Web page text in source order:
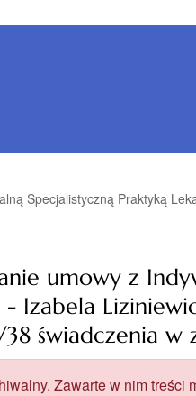
Specjalistyczną Praktyką
umowy z
- Izabela
świadczenia
Zawarte w nim treści